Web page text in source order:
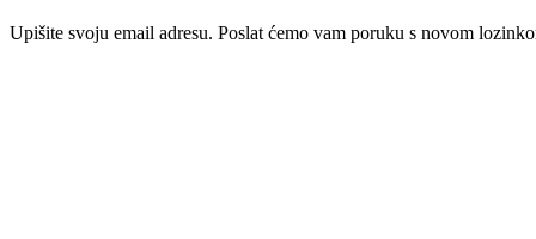
Upišite svoju email adresu. Poslat ćemo vam poruku s novom